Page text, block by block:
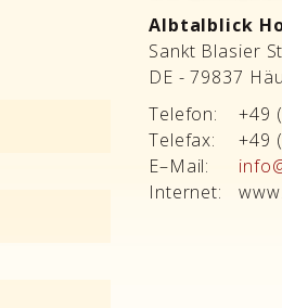
Albtalblick
Sankt Blasier
DE - 79837
Telefon:
+49
Telefax:
+49
E–Mail:
Internet: